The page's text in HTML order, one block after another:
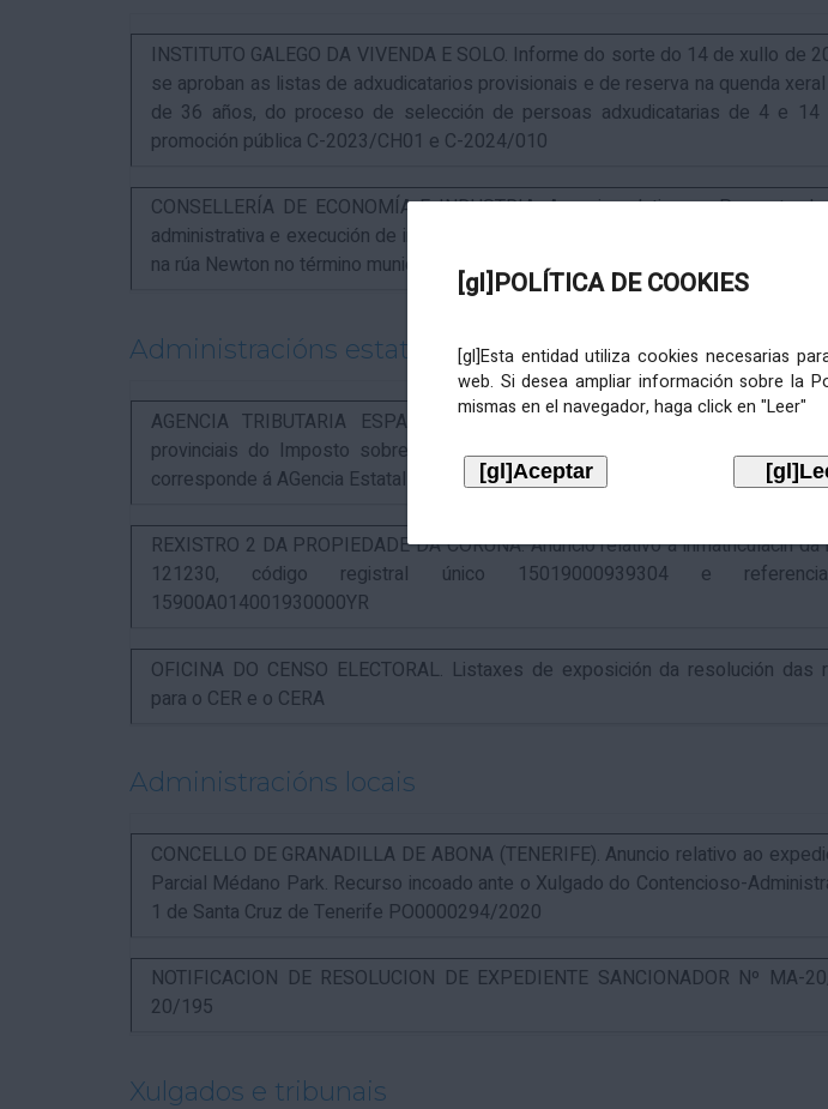
[gl]POLÍTICA DE COOKIES
[gl]Esta entidad utiliza cookies necesarias
web. Si desea ampliar información sobre la
mismas en el navegador, haga click en "Leer"
INSTITUTO GALEGO DA VIVENDA E SOLO. Informe do sorte do 14 de xullo de
se aproban as listas de adxudicatarios provisionais e de reserva na quenda
de 36 años, do proceso de selección de persoas adxudicatarias de 4 e 14
promoción pública C-2023/CH01 e C-2024/010
CONSELLERÍA DE ECONOMÍA E INDUSTRIA. Anuncio relativo ao Proxecto
administrativa e execución de instalacións para a instalación de nova ERM 16/4
na rúa Newton no término municipal da Coruña, exp. IN627A 2024/4-1
Administracións estatais
AGENCIA TRIBUTARIA ESPAÑOLA. Aviso relativo á recadación das
provinciais do Imposto sobre Actividades Económicas de 2026, cuxa xestión
corresponde á AGencia Estatal de Administración Tributaria.
REXISTRO 2 DA PROPIEDADE DA CORUÑA. Anuncio relativo á inmatriculacin
121230, código registral único 15019000939304 e
15900A014001930000YR
OFICINA DO CENSO ELECTORAL. Listaxes de exposición da resolución das
para o CER e o CERA
Administracións locais
CONCELLO DE GRANADILLA DE ABONA (TENERIFE). Anuncio relativo ao
Parcial Médano Park. Recurso incoado ante o Xulgado do Contencioso-
1 de Santa Cruz de Tenerife PO0000294/2020
NOTIFICACION DE RESOLUCION DE EXPEDIENTE SANCIONADOR Nº MA-
20/195
Xulgados e tribunais